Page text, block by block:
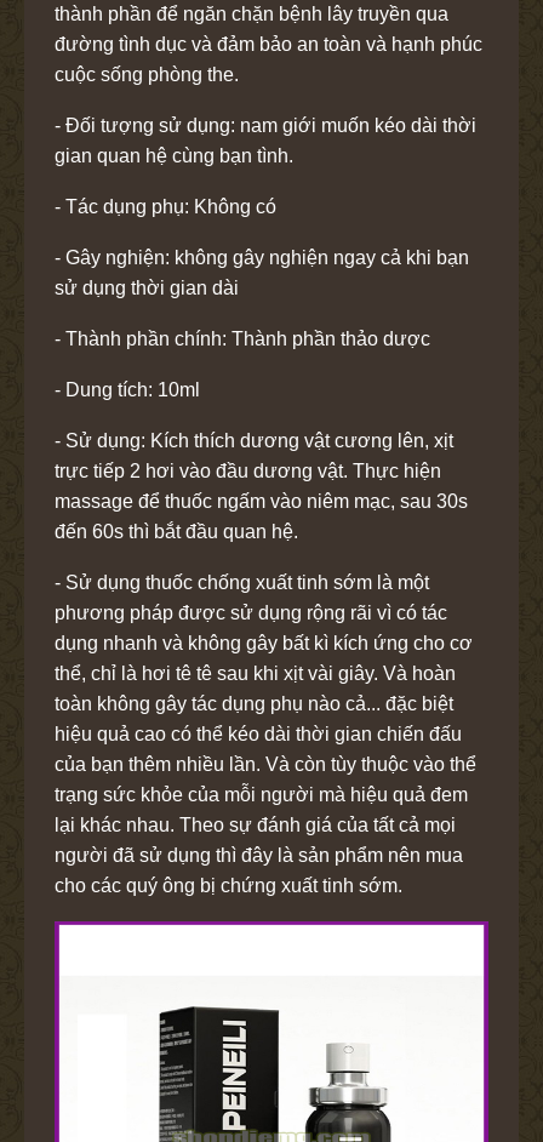
thành phần để ngăn chặn bệnh lây truyền qua
đường tình dục và đảm bảo an toàn và hạnh phúc
cuộc sống phòng the.
- Đối tượng sử dụng: nam giới muốn kéo dài thời
gian quan hệ cùng bạn tình.
- Tác dụng phụ: Không có
- Gây nghiện: không gây nghiện ngay cả khi bạn
sử dụng thời gian dài
- Thành phần chính: Thành phần thảo dược
- Dung tích: 10ml
- Sử dụng: Kích thích dương vật cương lên, xịt
trực tiếp 2 hơi vào đầu dương vật. Thực hiện
massage để thuốc ngấm vào niêm mạc, sau 30s
đến 60s thì bắt đầu quan hệ.
- Sử dụng thuốc chống xuất tinh sớm là một
phương pháp được sử dụng rộng rãi vì có tác
dụng nhanh và không gây bất kì kích ứng cho cơ
thể, chỉ là hơi tê tê sau khi xịt vài giây. Và hoàn
toàn không gây tác dụng phụ nào cả... đặc biệt
hiệu quả cao có thể kéo dài thời gian chiến đấu
của bạn thêm nhiều lần. Và còn tùy thuộc vào thể
trạng sức khỏe của mỗi người mà hiệu quả đem
lại khác nhau. Theo sự đánh giá của tất cả mọi
người đã sử dụng thì đây là sản phẩm nên mua
cho các quý ông bị chứng xuất tinh sớm.